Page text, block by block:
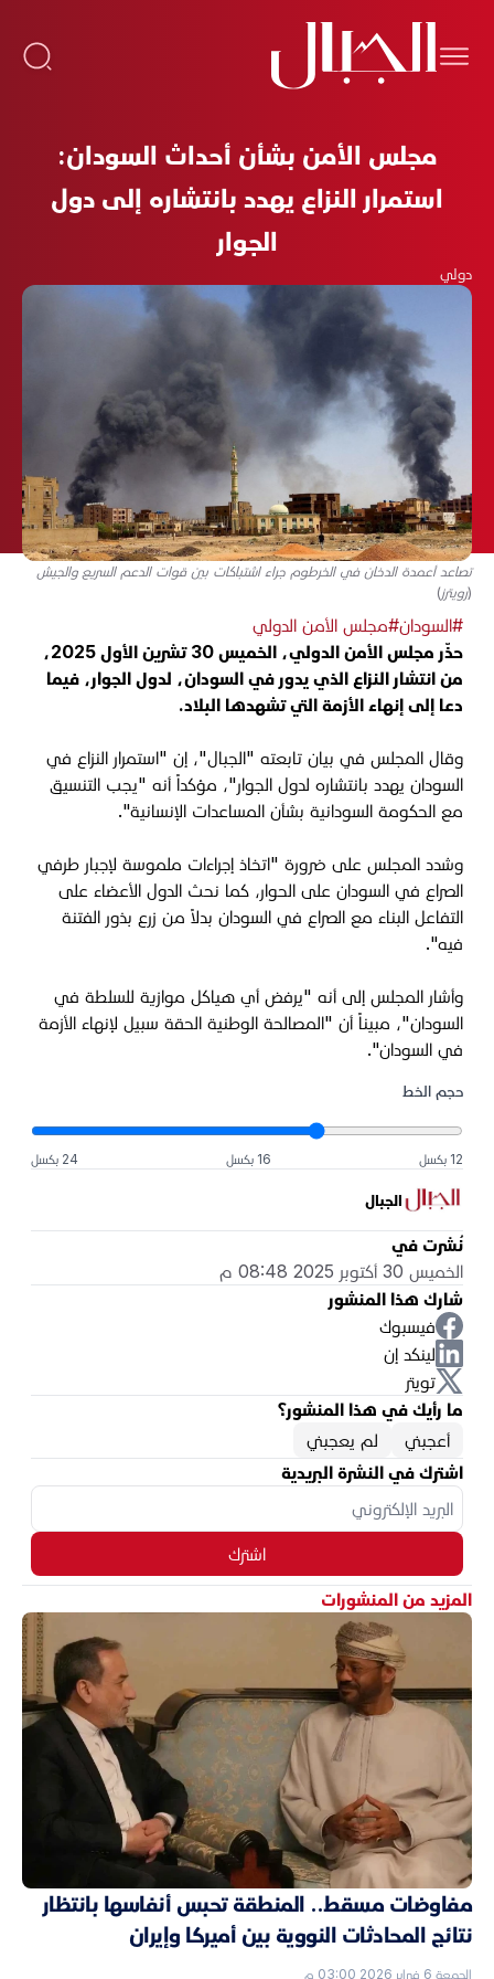
مجلس الأمن بشأن أحداث السودان:
استمرار النزاع يهدد بانتشاره إلى دول
الجوار
دولي
تصاعد أعمدة الدخان في الخرطوم جراء اشتباكات بين قوات الدعم السريع والجيش
(رويترز)
#السودان#مجلس الأمن الدولي
حذّر مجلس الأمن الدولي، الخميس 30 تشرين الأول 2025،
من انتشار النزاع الذي يدور في السودان، لدول الجوار، فيما
دعا إلى إنهاء الأزمة التي تشهدها البلاد.
وقال المجلس في بيان تابعته "الجبال"، إن "استمرار النزاع في
السودان يهدد بانتشاره لدول الجوار"، مؤكداً أنه "يجب التنسيق
مع الحكومة السودانية بشأن المساعدات الإنسانية".
وشدد المجلس على ضرورة "اتخاذ إجراءات ملموسة لإجبار طرفي
الصراع في السودان على الحوار، كما نحث الدول الأعضاء على
التفاعل البناء مع الصراع في السودان بدلاً من زرع بذور الفتنة
فيه".
وأشار المجلس إلى أنه "يرفض أي هياكل موازية للسلطة في
السودان"، مبيناً أن "المصالحة الوطنية الحقة سبيل لإنهاء الأزمة
في السودان".
حجم الخط
12 بكسل 16 بكسل 24 بكسل
الجبال
نُشرت في
الخميس 30 أكتوبر 2025 08:48 م
شارك هذا المنشور
فيسبوك
لينكد إن
تويتر
ما رأيك في هذا المنشور؟
أعجبني
لم يعجبني
اشترك في النشرة البريدية
اشترك
المزيد من المنشورات
مفاوضات مسقط.. المنطقة تحبس أنفاسها بانتظار
نتائج المحادثات النووية بين أميركا وإيران
الجمعة 6 فبراير 2026 03:00 م